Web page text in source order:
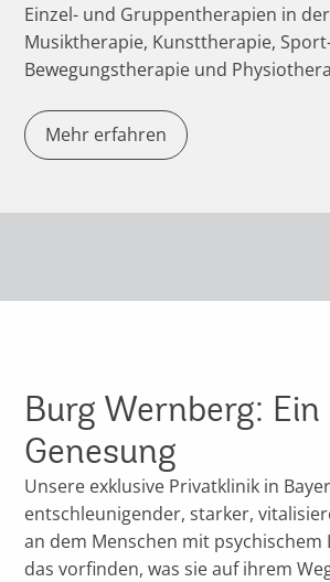
Einzel- und Gruppentherapien in
Musiktherapie, Kunsttherapie,
Bewegungstherapie und
Mehr erfahren
Burg Wernberg:
Genesung
Unsere exklusive Privatklinik in
entschleunigender, starker,
an dem Menschen mit psychischem
das vorfinden, was sie auf ihrem